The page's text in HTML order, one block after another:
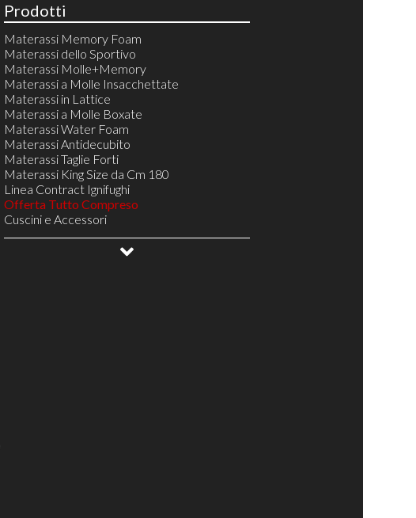
Prodotti
Materassi Memory Foam
Materassi dello Sportivo
Materassi Molle+Memory
Materassi a Molle Insacchettate
Materassi in Lattice
Materassi a Molle Boxate
Materassi Water Foam
Materassi Antidecubito
Materassi Taglie Forti
Materassi King Size da Cm 180
Linea Contract Ignifughi
Offerta Tutto Compreso
Cuscini e Accessori
Reti in Legno
Reti a 8 Doghe Larghe Telaio Resistente H 5